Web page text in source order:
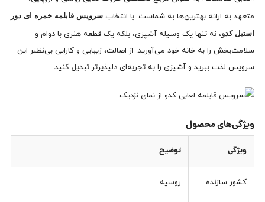
متعهد به ارائه بهترین‌ها به شماست. با انتخاب سرویس قابلمه خمره ای دور
استیل کدو، نه تنها یک وسیله آشپزی، بلکه یک قطعه هنری با دوام و
سلامت‌بخش را به خانه خود می‌آورید. از اصالت، زیبایی و کارایی بی‌نظیر این
سرویس لذت ببرید و آشپزی را به تجربه‌ای دلپذیرتر تبدیل کنید.
ویژگی‌های محصول
ویژگی توضیح
کشور سازنده روسیه